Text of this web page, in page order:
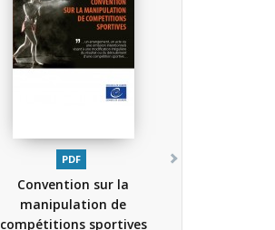
PDF
Convention sur la
manipulation de
compétitions sportives